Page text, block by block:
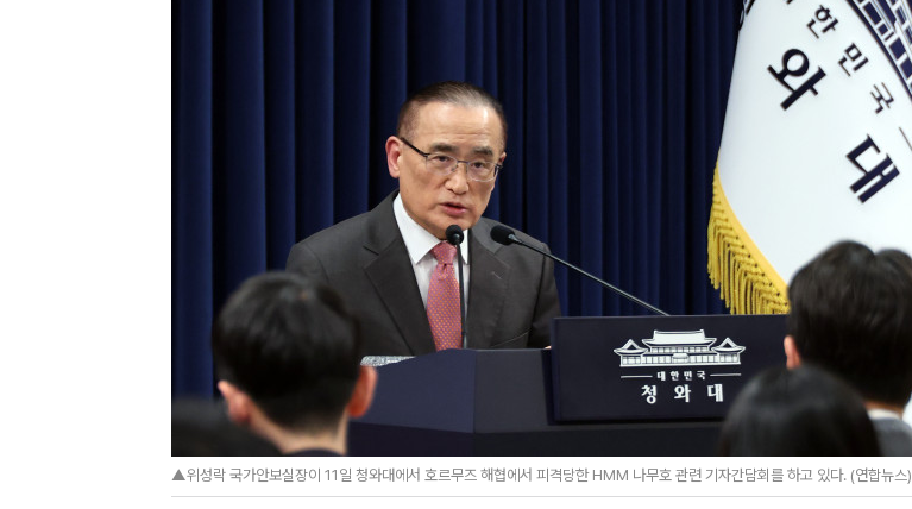
▲위성락 국가안보실장이 11일 청와대에서 호르무즈 해협에서 피격당한 HMM 나무호 관련 기자간담회를 하고 있다. (연합뉴스)